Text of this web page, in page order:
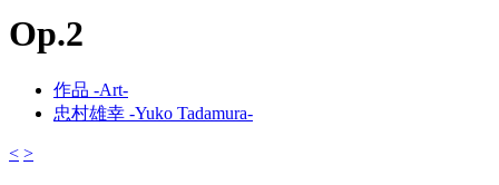
Op.2
作品 -Art-
忠村雄幸 -Yuko Tadamura-
< >